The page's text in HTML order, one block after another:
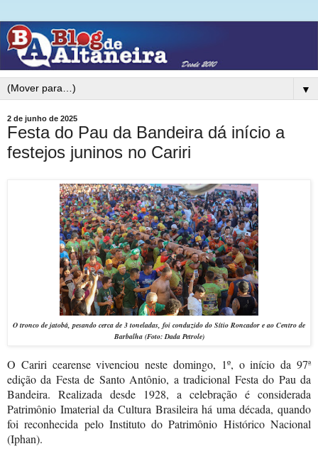
▼
2 de junho de 2025
Festa do Pau da Bandeira dá início a
festejos juninos no Cariri
O tronco de jatobá, pesando cerca de 3 toneladas, foi conduzido do Sítio Roncador e ao Centro de
Barbalha (Foto: Dada Petrole)
O Cariri cearense vivenciou neste domingo, 1º, o início da 97ª
edição da Festa de Santo Antônio, a tradicional Festa do Pau da
Bandeira. Realizada desde 1928, a celebração é considerada
Patrimônio Imaterial da Cultura Brasileira há uma década, quando
foi reconhecida pelo Instituto do Patrimônio Histórico Nacional
(Iphan).